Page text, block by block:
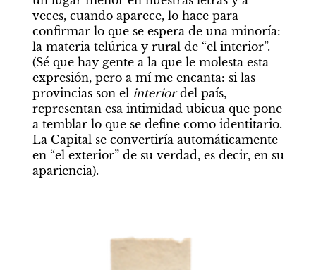
veces, cuando aparece, lo hace para
confirmar lo que se espera de una minoría:
la materia telúrica y rural de “el interior”.
(Sé que hay gente a la que le molesta esta
expresión, pero a mí me encanta: si las
provincias son el interior del país,
representan esa intimidad ubicua que pone
a temblar lo que se define como identitario.
La Capital se convertiría automáticamente
en “el exterior” de su verdad, es decir, en su
apariencia).